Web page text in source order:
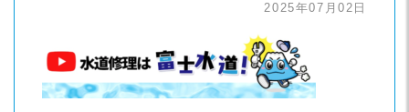
2025年07月02日